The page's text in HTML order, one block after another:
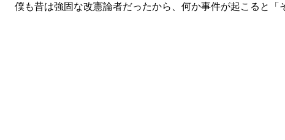
僕も昔は強固な改憲論者だったから、何か事件が起こると「